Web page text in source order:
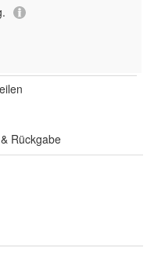
Rückgabe